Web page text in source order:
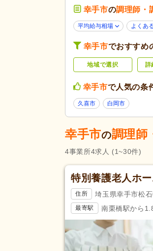
応募条件・こ
だわり
子育
60代
女
勤務形態
残業
週3
休日・休暇 産休
給与・手当
福利厚生
賞与
昇給
通勤
正社
幸手市の調理師・
平均給与相場 よくあ
幸手市でおすすめ
地域で選択 詳
幸手市で人気の条
久喜市 白岡市
幸手市の調理師
4事業所4求人 (1~30件)
特別養護老人ホ
住所 埼玉県幸手市松
最寄駅 南栗橋駅から